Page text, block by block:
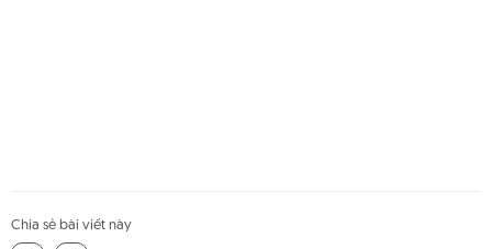
Chia sẻ bài viết này